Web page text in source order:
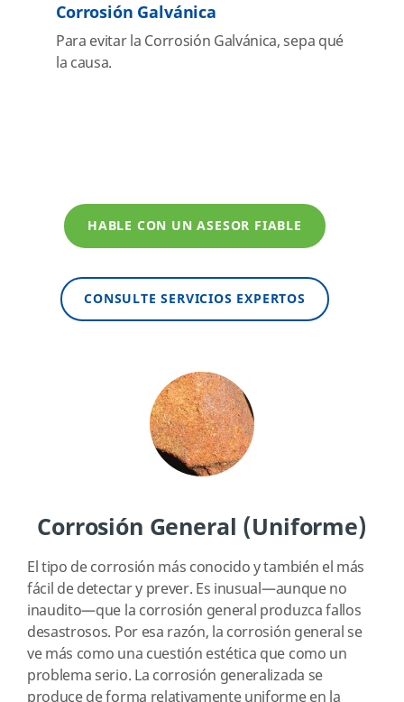
Corrosión Galvánica
Para evitar la Corrosión Galvánica, sepa qué
la causa.
HABLE CON UN ASESOR FIABLE
CONSULTE SERVICIOS EXPERTOS
Corrosión General (Uniforme)
El tipo de corrosión más conocido y también el más
fácil de detectar y prever. Es inusual—aunque no
inaudito—que la corrosión general produzca fallos
desastrosos. Por esa razón, la corrosión general se
ve más como una cuestión estética que como un
problema serio. La corrosión generalizada se
produce de forma relativamente uniforme en la